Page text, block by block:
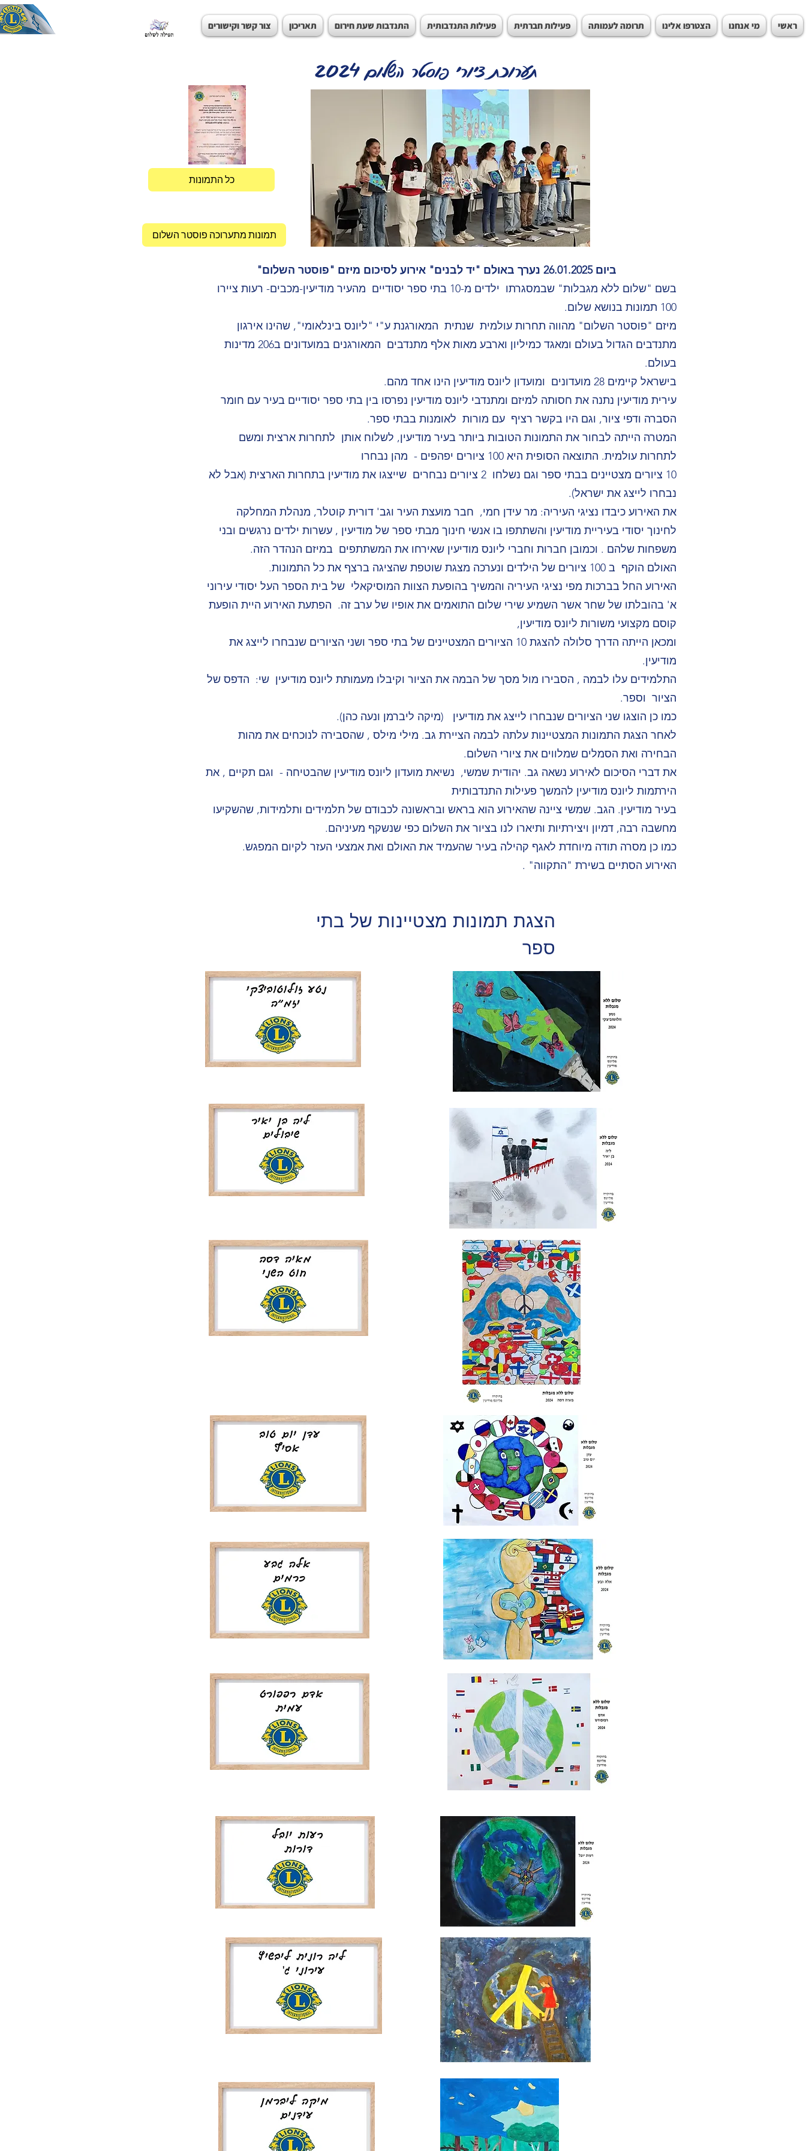
ראשי מי אנחנו הצטרפו אלינו תרומה לעמותה פעילות חברתית פעילות התנדבותית התנדבות שעת חירום תאריכון צור קשר וקישורים
תערוכת ציורי פוסטר השלום 2024
כל התמונות
תמונות מתערוכה פוסטר השלום
ביום 26.01.2025 נערך באולם "יד לבנים" אירוע לסיכום מיזם "פוסטר השלום"
בשם "שלום ללא מגבלות" שבמסגרתו ילדים מ-10 בתי ספר יסודיים מהעיר מודיעין-מכבים- רעות ציירו
100 תמונות בנושא שלום.
מיזם "פוסטר השלום" מהווה תחרות עולמית שנתית המאורגנת ע"י "ליונס בינלאומי", שהינו אירגון
מתנדבים הגדול בעולם ומאגד כמיליון וארבע מאות אלף מתנדבים המאורגנים במועדונים ב206 מדינות
בעולם.
בישראל קיימים 28 מועדונים ומועדון ליונס מודיעין הינו אחד מהם.
עירית מודיעין נתנה את חסותה למיזם ומתנדבי ליונס מודיעין נפרסו בין בתי ספר יסודיים בעיר עם חומר
הסברה ודפי ציור, וגם היו בקשר רציף עם מורות לאומנות בבתי ספר.
המטרה הייתה לבחור את התמונות הטובות ביותר בעיר מודיעין, לשלוח אותן לתחרות ארצית ומשם
לתחרות עולמית. התוצאה הסופית היא 100 ציורים יפהפים - מהן נבחרו
10 ציורים מצטיינים בבתי ספר וגם נשלחו 2 ציורים נבחרים שייצגו את מודיעין בתחרות הארצית (אבל לא
נבחרו לייצג את ישראל).
את האירוע כיבדו נציגי העיריה: מר עידן חמי, חבר מועצת העיר וגב' דורית קוטלר, מנהלת המחלקה
לחינוך יסודי בעיריית מודיעין והשתתפו בו אנשי חינוך מבתי ספר של מודיעין , עשרות ילדים נרגשים ובני
משפחות שלהם . וכמובן חברות וחברי ליונס מודיעין שאירחו את המשתתפים במיזם הנהדר הזה.
האולם הוקף ב 100 ציורים של הילדים ונערכה מצגת שוטפת שהציגה ברצף את כל התמונות.
האירוע החל בברכות מפי נציגי העיריה והמשיך בהופעת הצוות המוסיקאלי של בית הספר העל יסודי עירוני
א' בהובלתו של שחר אשר השמיע שירי שלום התואמים את אופיו של ערב זה. הפתעת האירוע היית הופעת
קוסם מקצועי משורות ליונס מודיעין,
ומכאן הייתה הדרך סלולה להצגת 10 הציורים המצטיינים של בתי ספר ושני הציורים שנבחרו לייצג את
מודיעין.
התלמידים עלו לבמה , הסבירו מול מסך של הבמה את הציור וקיבלו מעמותת ליונס מודיעין שי: הדפס של
הציור וספר.
כמו כן הוצגו שני הציורים שנבחרו לייצג את מודיעין (מיקה ליברמן ונעה כהן).
לאחר הצגת התמונות המצטיינות עלתה לבמה הציירת גב. מילי מילס , שהסבירה לנוכחים את מהות
הבחירה ואת הסמלים שמלווים את ציורי השלום.
את דברי הסיכום לאירוע נשאה גב. יהודית שמשי, נשיאת מועדון ליונס מודיעין שהבטיחה - וגם תקיים , את
הירתמות ליונס מודיעין להמשך פעילות התנדבותית
בעיר מודיעין. הגב. שמשי ציינה שהאירוע הוא בראש ובראשונה לכבודם של תלמידים ותלמידות, שהשקיעו
מחשבה רבה, דמיון ויצירתיות ותיארו לנו בציור את השלום כפי שנשקף מעיניהם.
כמו כן מסרה תודה מיוחדת לאגף קהילה בעיר שהעמיד את האולם ואת אמצעי העזר לקיום המפגש.
האירוע הסתיים בשירת "התקווה" .
הצגת תמונות מצטיינות של בתי
ספר